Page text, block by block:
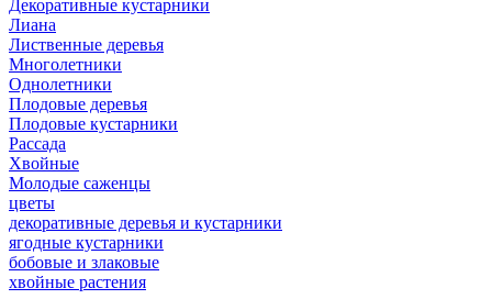
Декоративные кустарники
Лиана
Лиственные деревья
Многолетники
Однолетники
Плодовые деревья
Плодовые кустарники
Рассада
Хвойные
Молодые саженцы
цветы
декоративные деревья и кустарники
ягодные кустарники
бобовые и злаковые
хвойные растения